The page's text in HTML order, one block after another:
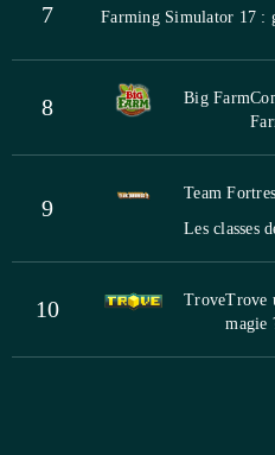
7 Farming Simulator 17 :
8 Big Farm
9
Team
Les classes
10 TroveTrove
magie